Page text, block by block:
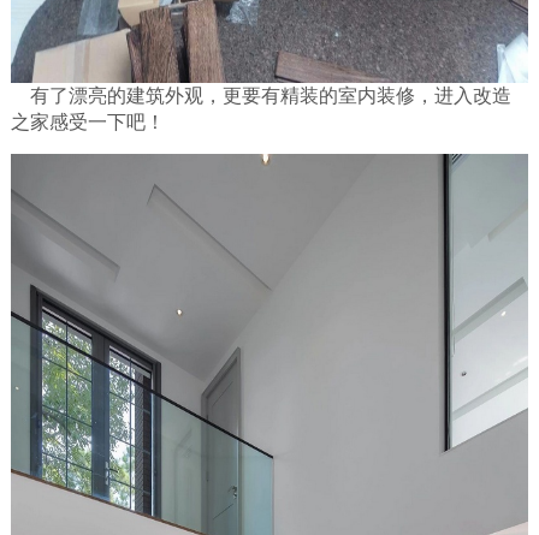
有了漂亮的建筑外观，更要有精装的室内装修，进入改造
之家感受一下吧！